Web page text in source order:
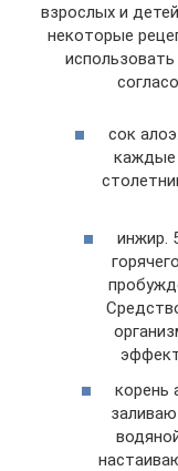
взрослых и
некоторые
сок
каждые
инжир.
корень